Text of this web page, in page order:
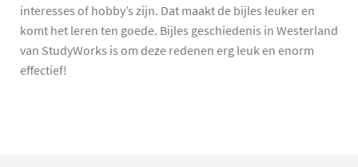
interesses of hobby’s zijn. Dat maakt de bijles leuker en
komt het leren ten goede. Bijles geschiedenis in Westerland
van StudyWorks is om deze redenen erg leuk en enorm
effectief!